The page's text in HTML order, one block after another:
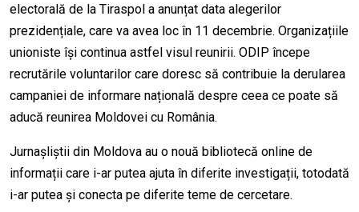
electorală de la Tiraspol a anunțat data alegerilor
prezidențiale, care va avea loc în 11 decembrie. Organizațiile
unioniste își continua astfel visul reunirii. ODIP începe
recrutările voluntarilor care doresc să contribuie la derularea
campaniei de informare națională despre ceea ce poate să
aducă reunirea Moldovei cu România.
Jurnașliștii din Moldova au o nouă bibliotecă online de
informații care i-ar putea ajuta în diferite investigații, totodată
i-ar putea și conecta pe diferite teme de cercetare.